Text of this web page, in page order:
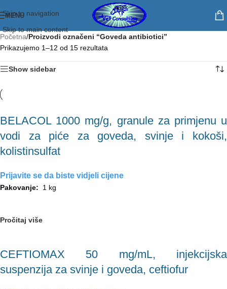
Skip to navigation
Skip to main content
MENU
Početna/Proizvodi označeni “Goveda antibiotici”
Prikazujemo 1–12 od 15 rezultata
Show sidebar
BELACOL 1000 mg/g, granule za primjenu u
vodi za piće za goveda, svinje i kokoši,
kolistinsulfat
Prijavite se da biste vidjeli cijene
Pakovanje: 1 kg
Pročitaj više
CEFTIOMAX 50 mg/mL, injekcijska
suspenzija za svinje i goveda, ceftiofur